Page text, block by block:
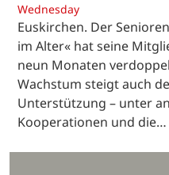
Wednesday
Euskirchen. Der
im Alter« hat seine
neun Monaten
Wachstum steigt auch
Unterstützung – unter
Kooperationen und die…